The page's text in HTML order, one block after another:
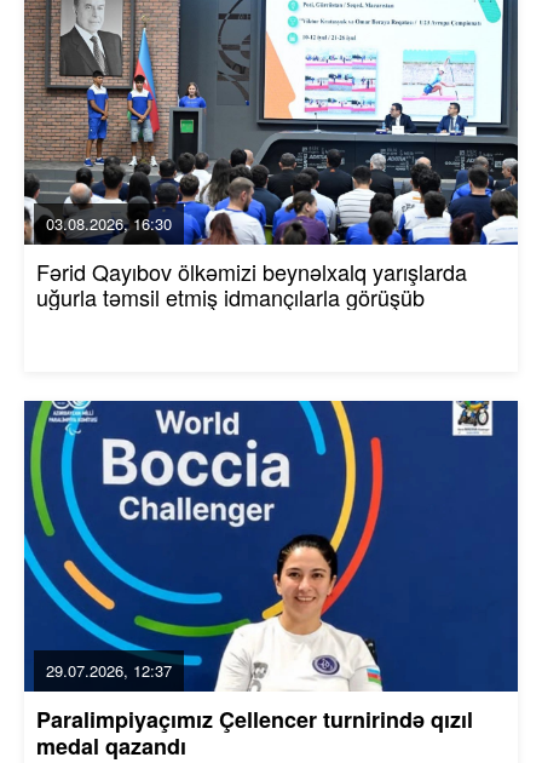
03.08.2026, 16:30
Fərid Qayıbov ölkəmizi beynəlxalq yarışlarda
uğurla təmsil etmiş idmançılarla görüşüb
29.07.2026, 12:37
Paralimpiyaçımız Çellencer turnirində qızıl
medal qazandı